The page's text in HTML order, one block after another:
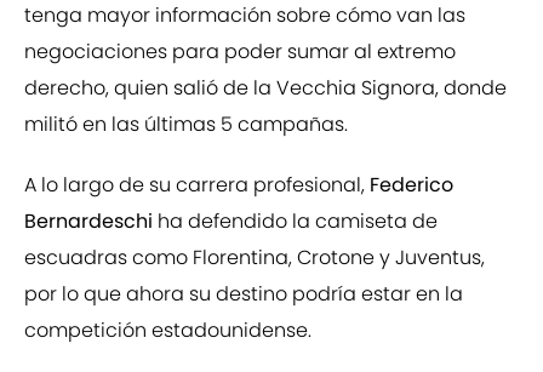
tenga mayor información sobre cómo van las
negociaciones para poder sumar al extremo
derecho, quien salió de la Vecchia Signora, donde
militó en las últimas 5 campañas.
A lo largo de su carrera profesional, Federico
Bernardeschi ha defendido la camiseta de
escuadras como Florentina, Crotone y Juventus,
por lo que ahora su destino podría estar en la
competición estadounidense.